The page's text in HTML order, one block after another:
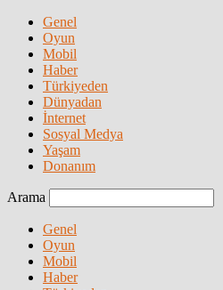
Genel
Oyun
Mobil
Haber
Türkiyeden
Dünyadan
İnternet
Sosyal Medya
Yaşam
Donanım
Arama
Genel
Oyun
Mobil
Haber